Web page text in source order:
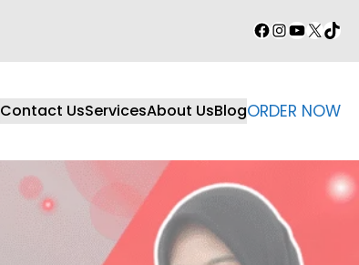
Facebook
Instagram
YouTube
X
Contact UsServicesAbout UsBlogORDER NOW